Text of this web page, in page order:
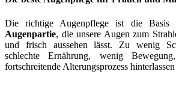
Die richtige Augenpflege ist die Basis
Augenpartie, die unsere Augen zum
und frisch aussehen lässt. Zu wenig
schlechte Ernährung, wenig
fortschreitende Alterungsprozess